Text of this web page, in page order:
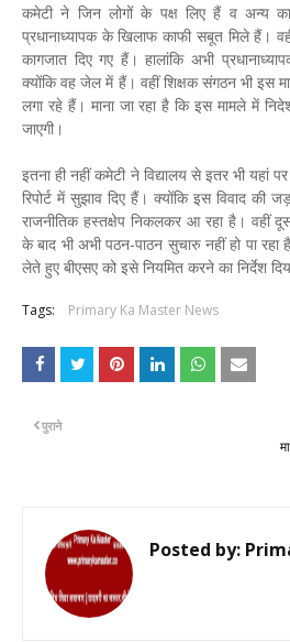
कमेटी ने जिन लोगों के पक्ष लिए हैं व अन्य
प्रधानाध्यापक के खिलाफ काफी सबूत मिले हैं।
कागजात दिए गए हैं। हालांकि अभी
क्योंकि वह जेल में हैं। वहीं शिक्षक संगठन भी इस
लगा रहे हैं। माना जा रहा है कि इस मामले में
जाएगी।
इतना ही नहीं कमेटी ने विद्यालय से इतर भी यहां
रिपोर्ट में सुझाव दिए हैं। क्योंकि इस विवाद
राजनीतिक हस्तक्षेप निकलकर आ रहा है। वहीं
के बाद भी अभी पठन-पाठन सुचारु नहीं हो पा
लेते हुए बीएसए को इसे नियमित करने का निर्देश
Tags: Primary Ka Master News
पुराने
Posted by: